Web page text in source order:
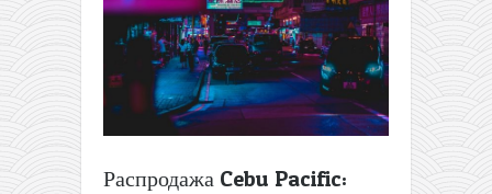
Распродажа Cebu Pacific: